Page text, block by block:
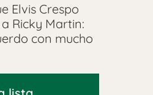
Elvis Crespo
Ricky Martin:
con mucho